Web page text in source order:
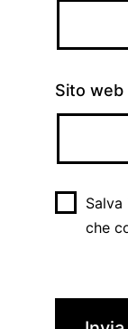
Sito web
che